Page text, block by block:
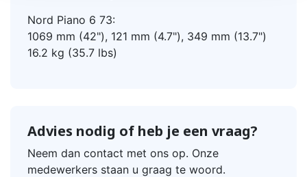
Nord Piano 6 73:
1069 mm (42"), 121 mm (4.7"), 349 mm (13.7")
16.2 kg (35.7 lbs)
Advies nodig of heb je een vraag?
Neem dan contact met ons op. Onze
medewerkers staan u graag te woord.